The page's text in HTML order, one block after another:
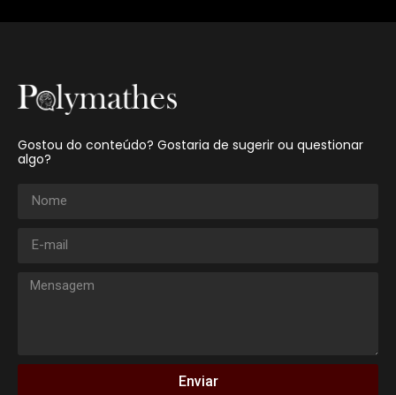
Gostou do conteúdo? Gostaria de sugerir ou questionar
algo?
Enviar